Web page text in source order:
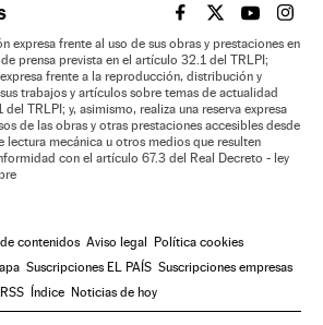
EL PAÍS BRASIL EN
EL PAÍSEL PAÍS
EL
expresa frente al uso de sus obras y prestaciones en
prensa prevista en el artículo 32.1 del TRLPI;
frente a la reproducción, distribución y
trabajos y artículos sobre temas de actualidad
TRLPI; y, asimismo, realiza una reserva expresa
de las obras y otras prestaciones accesibles desde
lectura mecánica u otros medios que resulten
con el artículo 67.3 del Real Decreto - ley
contenidos Aviso legal
Política cookies
Suscripciones EL PAÍS Suscripciones empresas
RSS
Índice Noticias de hoy